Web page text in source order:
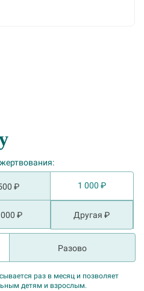
₽ 1 000 ₽
000 ₽
Разово
раз в месяц и позволяет
детям и взрослым.